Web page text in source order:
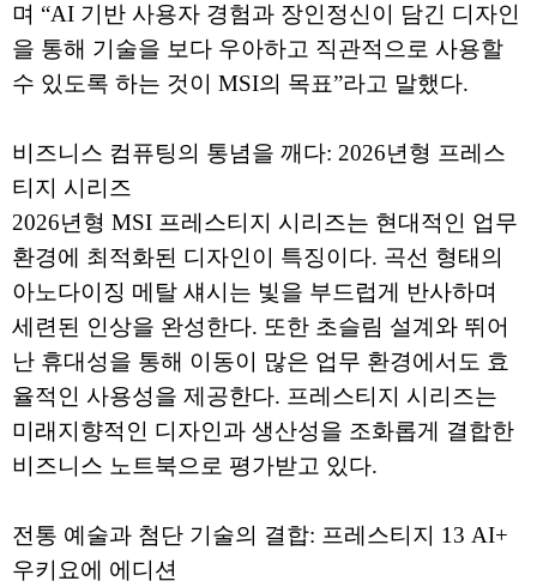
며 “AI 기반 사용자 경험과 장인정신이 담긴 디자인
을 통해 기술을 보다 우아하고 직관적으로 사용할
수 있도록 하는 것이 MSI의 목표”라고 말했다.
비즈니스 컴퓨팅의 통념을 깨다: 2026년형 프레스
티지 시리즈
2026년형 MSI 프레스티지 시리즈는 현대적인 업무
환경에 최적화된 디자인이 특징이다. 곡선 형태의
아노다이징 메탈 섀시는 빛을 부드럽게 반사하며
세련된 인상을 완성한다. 또한 초슬림 설계와 뛰어
난 휴대성을 통해 이동이 많은 업무 환경에서도 효
율적인 사용성을 제공한다. 프레스티지 시리즈는
미래지향적인 디자인과 생산성을 조화롭게 결합한
비즈니스 노트북으로 평가받고 있다.
전통 예술과 첨단 기술의 결합: 프레스티지 13 AI+
우키요에 에디션